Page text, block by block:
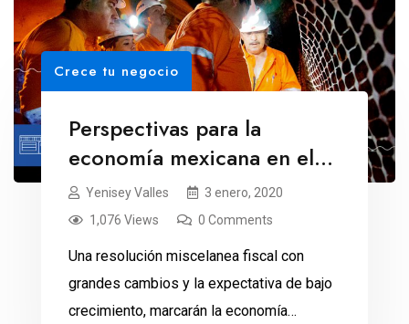
Crece tu negocio
Perspectivas para la
economía mexicana en el
2020
Yenisey Valles
3 enero, 2020
1,076 Views
0 Comments
Una resolución miscelanea fiscal con
grandes cambios y la expectativa de bajo
crecimiento, marcarán la economía